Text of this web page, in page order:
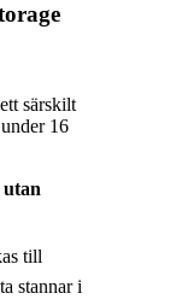
särskilt
16
utan
till
stannar i